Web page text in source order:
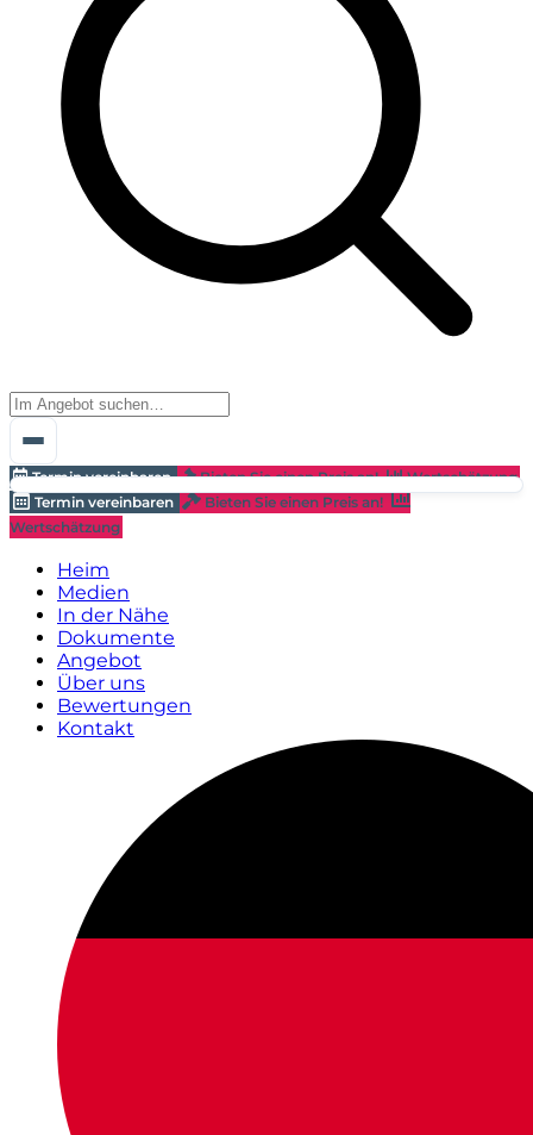
Termin vereinbaren Bieten Sie einen Preis an!
Wertschätzung
Termin vereinbaren
Bieten Sie einen Preis an!
Wertschätzung
Heim
Medien
In der Nähe
Dokumente
Angebot
Über uns
Bewertungen
Kontakt